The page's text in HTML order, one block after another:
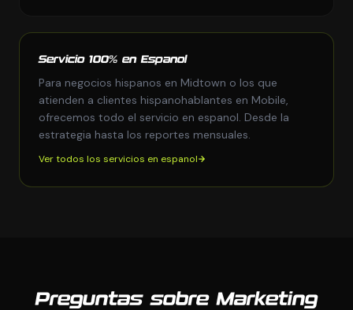
Servicio 100% en Espanol
Para negocios hispanos en Midtown o los que
atienden a clientes hispanohablantes en Mobile,
ofrecemos todo el servicio en espanol. Desde la
estrategia hasta los reportes mensuales.
Ver todos los servicios en espanol
Preguntas sobre Marketing